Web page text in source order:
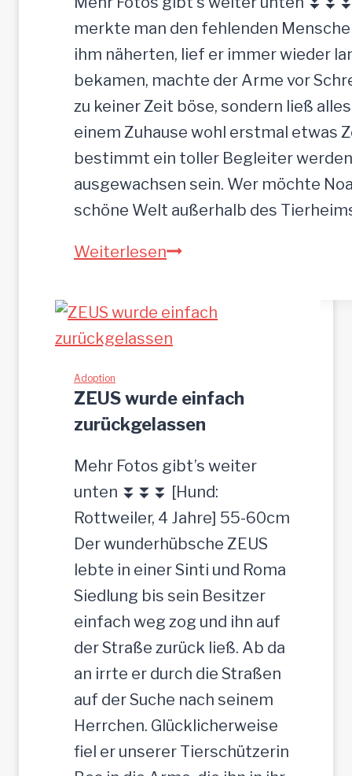
n
a
d
e
n
b
r
o
p
a
t
e
s
u
c
t
merkte man den fehlenden
ihm näherten, lief er immer wieder
bekamen, machte der Arme vor
zu keiner Zeit böse, sondern ließ
einem Zuhause wohl erstmal etwas
bestimmt ein toller Begleiter
ausgewachsen sein. Wer möchte
schöne Welt außerhalb des
WeiterlesenN
A
ü
b
s
c
e
r
J
u
n
g
-
R
ü
d
Adoption
ZEUS wurde einfach
zurückgelassen
Mehr Fotos gibt’s weiter
unten ⏬⏬⏬ [Hund:
Rottweiler, 4 Jahre] 55-60cm
Der wunderhübsche ZEUS
lebte in einer Sinti und Roma
Siedlung bis sein Besitzer
einfach weg zog und ihn auf
der Straße zurück ließ. Ab da
an irrte er durch die Straßen
auf der Suche nach seinem
Herrchen. Glücklicherweise
fiel er unserer Tierschützerin